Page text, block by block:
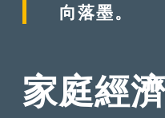
向落墨。
家庭經